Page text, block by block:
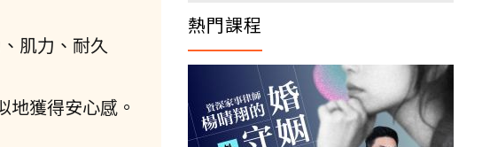
肌力、耐久
獲得安心感。
熱門課程